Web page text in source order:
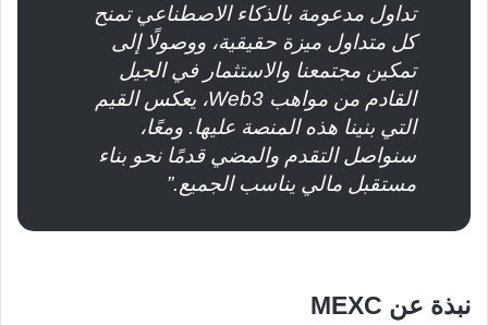
تداول مدعومة بالذكاء الاصطناعي تمنح
كل متداول ميزة حقيقية، ووصولًا إلى
تمكين مجتمعنا والاستثمار في الجيل
القادم من مواهب Web3، يعكس القيم
التي بنينا هذه المنصة عليها. ومعًا،
سنواصل التقدم والمضي قدمًا نحو بناء
مستقبل مالي يناسب الجميع.”
نبذة عن MEXC